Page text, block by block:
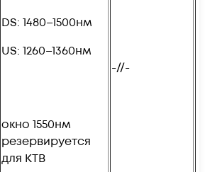
DS: 1480–1500нм
US: 1260–1360нм
окно 1550нм
резервируется
для КТВ
-//-